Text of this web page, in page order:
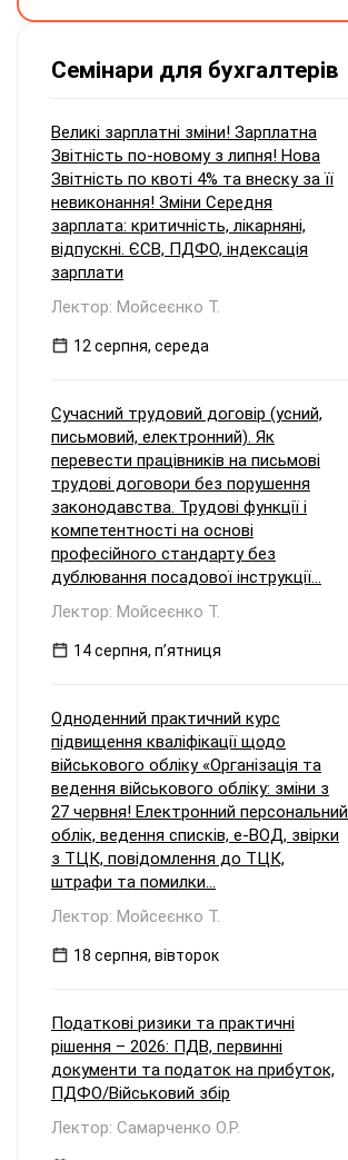
Семінари для бухгалтерів
Великі зарплатні зміни! Зарплатна
Звітність по-новому з липня! Нова
Звітність по квоті 4% та внеску за її
невиконання! Зміни Середня
зарплата: критичність, лікарняні,
відпускні. ЄСВ, ПДФО, індексація
зарплати
Лектор: Мойсеєнко Т.
12 серпня, середа
Сучасний трудовий договір (усний,
письмовий, електронний). Як
перевести працівників на письмові
трудові договори без порушення
законодавства. Трудові функції і
компетентності на основі
професійного стандарту без
дублювання посадової інструкції...
Лектор: Мойсеєнко Т.
14 серпня, пʼятниця
Одноденний практичний курс
підвищення кваліфікації щодо
військового обліку «Організація та
ведення військового обліку: зміни з
27 червня! Електронний персональний
облік, ведення списків, е-ВОД, звірки
з ТЦК, повідомлення до ТЦК,
штрафи та помилки...
Лектор: Мойсеєнко Т.
18 серпня, вівторок
Податкові ризики та практичні
рішення – 2026: ПДВ, первинні
документи та податок на прибуток,
ПДФО/Військовий збір
Лектор: Самарченко О.Р.